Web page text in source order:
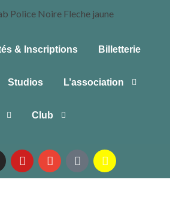
& Inscriptions Billetterie
Studios L’association
Club